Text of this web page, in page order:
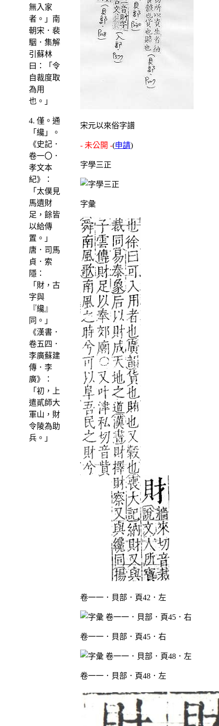
無入家
者。」南
朝宋．裴
駰．集解
引蘇林
曰：「令
自裁度取
為用
也。」
4. 僅。通
「纔」。
《史記．
卷一〇．
孝文本
紀》：
「太僕見
馬遺財
足，餘皆
以給傳
置。」
唐．司馬
貞．索
隱：
「財，古
字與
『纔』
同。」
《漢書．
卷五四．
李廣蘇建
傳．李
廣》：
「初，上
遣貳師大
軍山，財
令陵為助
兵。」
宋元以來俗字譜
- 未公開 -(申請)
字學三正
字彙
卷一一．貝部．頁42．左
卷一一．貝部．頁45．右
卷一一．貝部．頁48．左